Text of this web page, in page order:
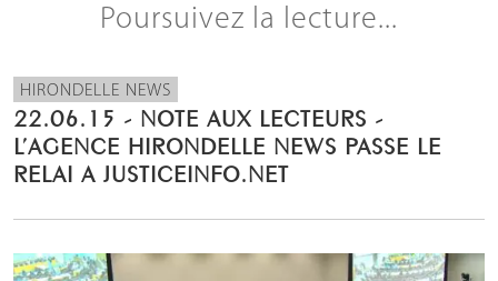
Poursuivez la lecture...
HIRONDELLE NEWS
22.06.15 - NOTE AUX LECTEURS -
L’AGENCE HIRONDELLE NEWS PASSE LE
RELAI A JUSTICEINFO.NET